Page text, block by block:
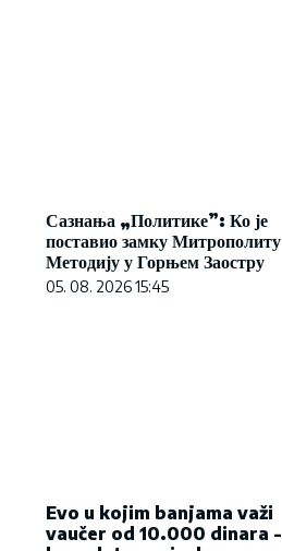
Сазнања „Политике”: Ко је
поставио замку Митрополиту
Методију у Горњем Заостру
05. 08. 2026 15:45
Evo u kojim banjama važi
vaučer od 10.000 dinara -